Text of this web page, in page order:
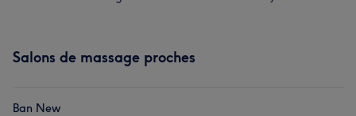
Salons de massage proches
Ban New